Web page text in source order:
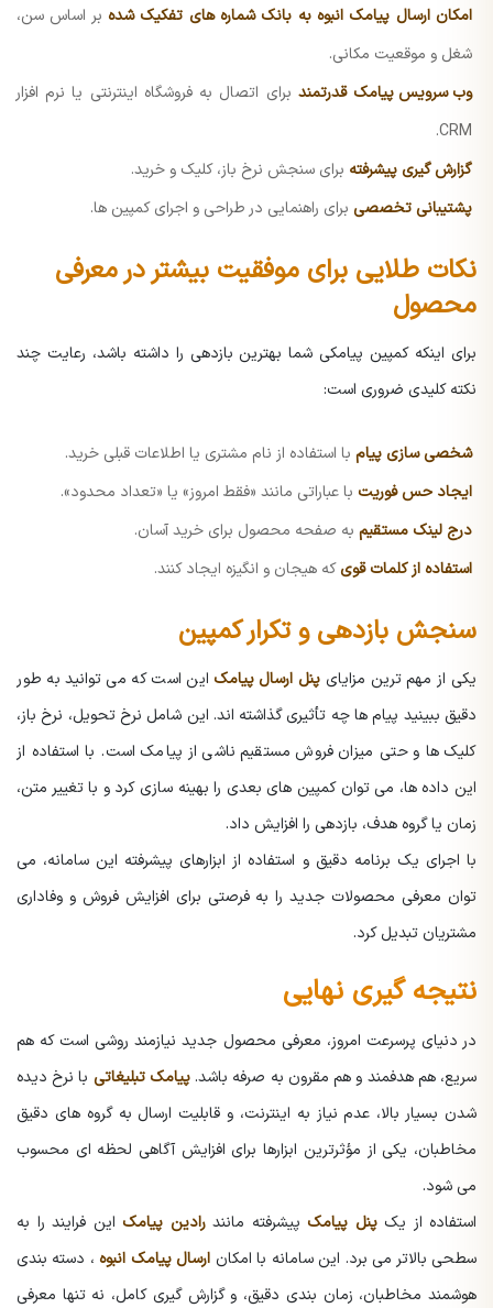
امکان ارسال پیامک انبوه به بانک شماره های تفکیک شده بر اساس سن،
شغل و موقعیت مکانی.
وب سرویس پیامک قدرتمند برای اتصال به فروشگاه اینترنتی یا نرم افزار
CRM.
گزارش گیری پیشرفته برای سنجش نرخ باز، کلیک و خرید.
پشتیبانی تخصصی برای راهنمایی در طراحی و اجرای کمپین ها.
نکات طلایی برای موفقیت بیشتر در معرفی
محصول
برای اینکه کمپین پیامکی شما بهترین بازدهی را داشته باشد، رعایت چند
نکته کلیدی ضروری است:
شخصی سازی پیام با استفاده از نام مشتری یا اطلاعات قبلی خرید.
ایجاد حس فوریت با عباراتی مانند «فقط امروز» یا «تعداد محدود».
درج لینک مستقیم به صفحه محصول برای خرید آسان.
استفاده از کلمات قویکه هیجان و انگیزه ایجاد کنند.
سنجش بازدهی و تکرار کمپین
یکی از مهم ترین مزایای پنل ارسال پیامک این است که می توانید به طور
دقیق ببینید پیام ها چه تأثیری گذاشته اند. این شامل نرخ تحویل، نرخ باز،
کلیک ها و حتی میزان فروش مستقیم ناشی از پیامک است. با استفاده از
این داده ها، می توان کمپین های بعدی را بهینه سازی کرد و با تغییر متن،
زمان یا گروه هدف، بازدهی را افزایش داد.
با اجرای یک برنامه دقیق و استفاده از ابزارهای پیشرفته این سامانه، می
توان معرفی محصولات جدید را به فرصتی برای افزایش فروش و وفاداری
مشتریان تبدیل کرد.
نتیجه گیری نهایی
در دنیای پرسرعت امروز، معرفی محصول جدید نیازمند روشی است که هم
سریع، هم هدفمند و هم مقرون به صرفه باشد.پیامک تبلیغاتی با نرخ دیده
شدن بسیار بالا، عدم نیاز به اینترنت، و قابلیت ارسال به گروه های دقیق
مخاطبان، یکی از مؤثرترین ابزارها برای افزایش آگاهی لحظه ای محسوب
می شود.
استفاده از یکپنل پیامک پیشرفته مانندرادین پیامک این فرایند را به
سطحی بالاتر می برد. این سامانه با امکان ارسال پیامک انبوه، دسته بندی
هوشمند مخاطبان، زمان بندی دقیق، و گزارش گیری کامل، نه تنها معرفی